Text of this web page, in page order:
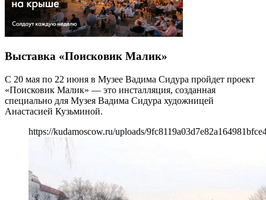
Выставка «Поисковик Малик»
С 20 мая по 22 июня в Музее Вадима Сидура пройдет проект
«Поисковик Малик» — это инсталляция, созданная
специально для Музея Вадима Сидура художницей
Анастасией Кузьминой.
https://kudamoscow.ru/uploads/